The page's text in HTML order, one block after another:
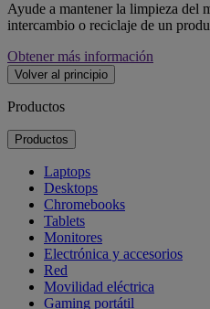
Ayude a mantener la limpieza del
intercambio o reciclaje de un
Obtener más información
Volver al principio
Productos
Productos
Laptops
Desktops
Chromebooks
Tablets
Monitores
Electrónica y accesorios
Red
Movilidad eléctrica
Gaming portátil